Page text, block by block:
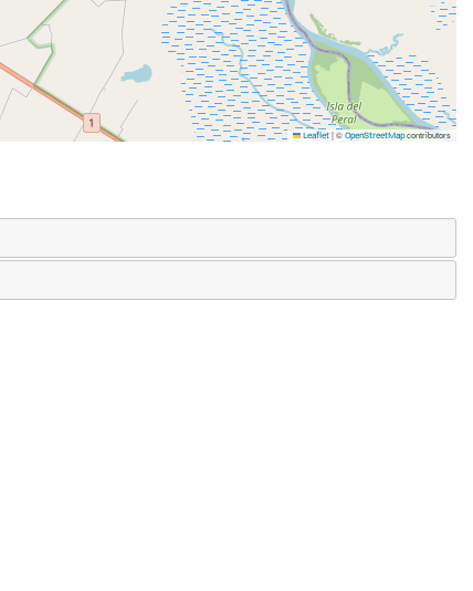
Leaflet |© OpenStreetMapcontributors